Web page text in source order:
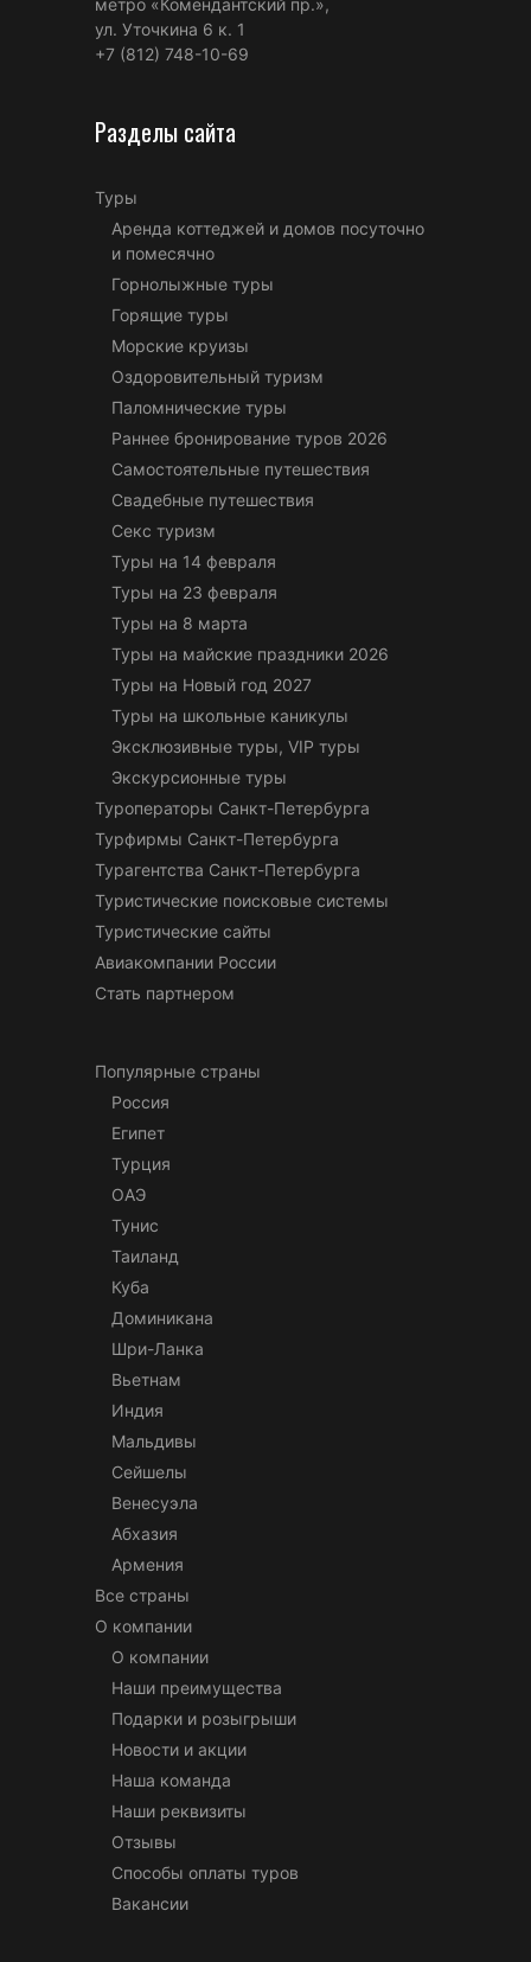
метро «Комендантский пр.»,
ул. Уточкина 6 к. 1
+7 (812) 748-10-69
Разделы сайта
Туры
Аренда коттеджей и домов посуточно
и помесячно
Горнолыжные туры
Горящие туры
Морские круизы
Оздоровительный туризм
Паломнические туры
Раннее бронирование туров 2026
Самостоятельные путешествия
Свадебные путешествия
Секс туризм
Туры на 14 февраля
Туры на 23 февраля
Туры на 8 марта
Туры на майские праздники 2026
Туры на Новый год 2027
Туры на школьные каникулы
Эксклюзивные туры, VIP туры
Экскурсионные туры
Туроператоры Санкт-Петербурга
Турфирмы Санкт-Петербурга
Турагентства Санкт-Петербурга
Туристические поисковые системы
Туристические сайты
Авиакомпании России
Стать партнером
Популярные страны
Россия
Египет
Турция
ОАЭ
Тунис
Таиланд
Куба
Доминикана
Шри-Ланка
Вьетнам
Индия
Мальдивы
Сейшелы
Венесуэла
Абхазия
Армения
Все страны
О компании
О компании
Наши преимущества
Подарки и розыгрыши
Новости и акции
Наша команда
Наши реквизиты
Отзывы
Способы оплаты туров
Вакансии